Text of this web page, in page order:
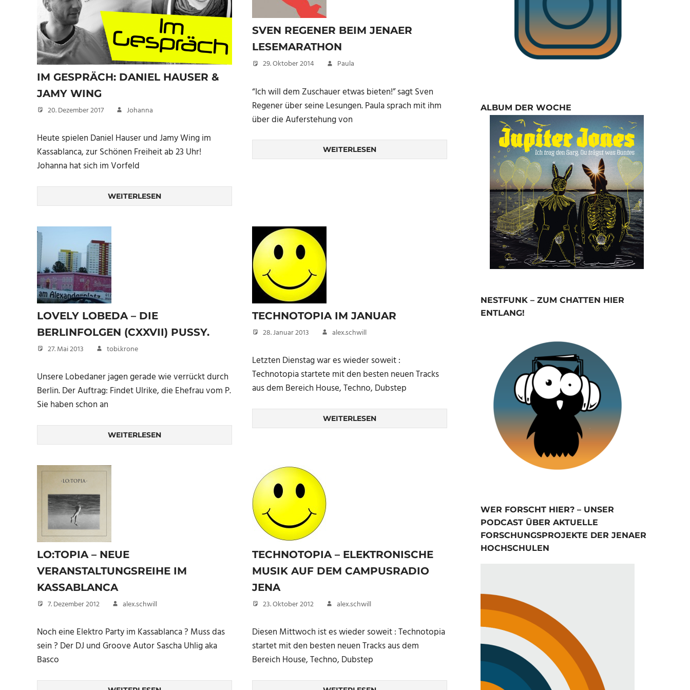
IM GESPRÄCH: DANIEL HAUSER &
JAMY WING
20. Dezember 2017 Johanna
Heute spielen Daniel Hauser und Jamy Wing im
Kassablanca, zur Schönen Freiheit ab 23 Uhr!
Johanna hat sich im Vorfeld
WEITERLESEN
SVEN REGENER BEIM JENAER
LESEMARATHON
29. Oktober 2014 Paula
“Ich will dem Zuschauer etwas bieten!” sagt Sven
Regener über seine Lesungen. Paula sprach mit ihm
über die Auferstehung von
WEITERLESEN
LOVELY LOBEDA – DIE
BERLINFOLGEN (CXXVII) PUSSY.
27. Mai 2013 tobi.krone
Unsere Lobedaner jagen gerade wie verrückt durch
Berlin. Der Auftrag: Findet Ulrike, die Ehefrau vom P.
Sie haben schon an
WEITERLESEN
TECHNOTOPIA IM JANUAR
28. Januar 2013 alex.schwill
Letzten Dienstag war es wieder soweit :
Technotopia startete mit den besten neuen Tracks
aus dem Bereich House, Techno, Dubstep
WEITERLESEN
LO:TOPIA – NEUE
VERANSTALTUNGSREIHE IM
KASSABLANCA
7. Dezember 2012 alex.schwill
Noch eine Elektro Party im Kassablanca ? Muss das
sein ? Der DJ und Groove Autor Sascha Uhlig aka
Basco
TECHNOTOPIA – ELEKTRONISCHE
MUSIK AUF DEM CAMPUSRADIO
JENA
23. Oktober 2012 alex.schwill
Diesen Mittwoch ist es wieder soweit : Technotopia
startet mit den besten neuen Tracks aus dem
Bereich House, Techno, Dubstep
ALBUM DER WOCHE
NESTFUNK – ZUM CHATTEN HIER
ENTLANG!
WER FORSCHT HIER? – UNSER
PODCAST ÜBER AKTUELLE
FORSCHUNGSPROJEKTE DER JENAER
HOCHSCHULEN